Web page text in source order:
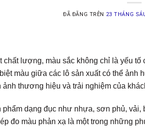
ĐÃ ĐĂNG TRÊN 23 THÁNG
chất lượng, màu sắc không chỉ là yếu
màu giữa các lô sản xuất có thể ảnh
ảnh thương hiệu và trải nghiệm của
dạng đục như nhựa, sơn phủ, vải,
đo màu phản xạ là một trong những